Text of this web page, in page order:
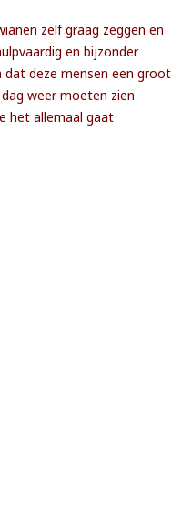
zelf graag zeggen en
en bijzonder
deze mensen een groot
weer moeten zien
het allemaal gaat